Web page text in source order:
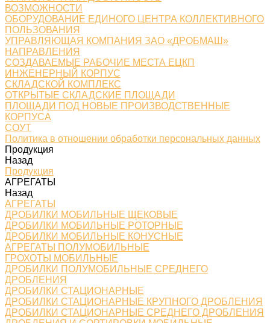
ВОЗМОЖНОСТИ
ОБОРУДОВАНИЕ ЕДИНОГО ЦЕНТРА КОЛЛЕКТИВНОГО
ПОЛЬЗОВАНИЯ
УПРАВЛЯЮЩАЯ КОМПАНИЯ ЗАО «ДРОБМАШ»
НАПРАВЛЕНИЯ
СОЗДАВАЕМЫЕ РАБОЧИЕ МЕСТА ЕЦКП
ИНЖЕНЕРНЫЙ КОРПУС
СКЛАДСКОЙ КОМПЛЕКС
ОТКРЫТЫЕ СКЛАДСКИЕ ПЛОЩАДИ
ПЛОЩАДИ ПОД НОВЫЕ ПРОИЗВОДСТВЕННЫЕ
КОРПУСА
СОУТ
Политика в отношении обработки персональных данных
Продукция
Назад
Продукция
АГРЕГАТЫ
Назад
АГРЕГАТЫ
ДРОБИЛКИ МОБИЛЬНЫЕ ЩЕКОВЫЕ
ДРОБИЛКИ МОБИЛЬНЫЕ РОТОРНЫЕ
ДРОБИЛКИ МОБИЛЬНЫЕ КОНУСНЫЕ
АГРЕГАТЫ ПОЛУМОБИЛЬНЫЕ
ГРОХОТЫ МОБИЛЬНЫЕ
ДРОБИЛКИ ПОЛУМОБИЛЬНЫЕ СРЕДНЕГО
ДРОБЛЕНИЯ
ДРОБИЛКИ СТАЦИОНАРНЫЕ
ДРОБИЛКИ СТАЦИОНАРНЫЕ КРУПНОГО ДРОБЛЕНИЯ
ДРОБИЛКИ СТАЦИОНАРНЫЕ СРЕДНЕГО ДРОБЛЕНИЯ